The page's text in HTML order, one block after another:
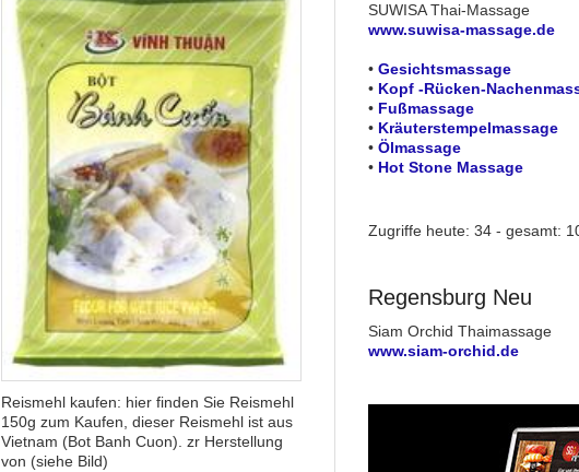
Reismehl kaufen: hier finden Sie Reismehl
150g zum Kaufen, dieser Reismehl ist aus
Vietnam (Bot Banh Cuon). zr Herstellung
von (siehe Bild)
SUWISA Thai-Massage
www.suwisa-massage.de
• Gesichtsmassage
• Kopf -Rücken-
• Fußmassage
• Kräuterstempelmassage
• Ölmassage
• Hot Stone Massage
Zugriffe heute: 34 - gesamt:
Regensburg Neu
Siam Orchid Thaimassage
www.siam-orchid.de